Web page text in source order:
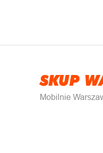
SKUP
Mobilnie